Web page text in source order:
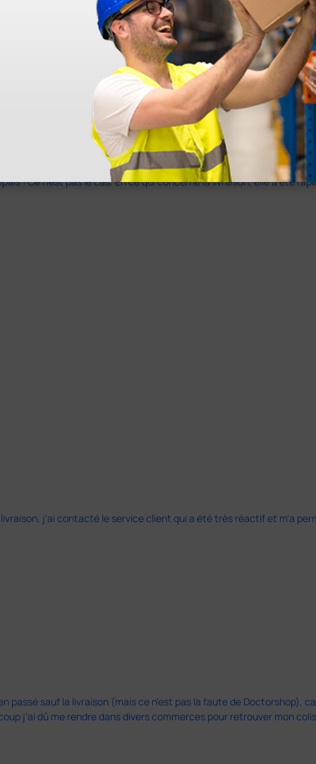
proposée par le site.
! Ce n'est pas le cas. En ce qui concerne la livraison, elle a été
j'ai contacté le service client qui a été très réactif et m'a
sauf la livraison (mais ce n'est pas la faute de Doctorshop),
j'ai dû me rendre dans divers commerces pour retrouver mon